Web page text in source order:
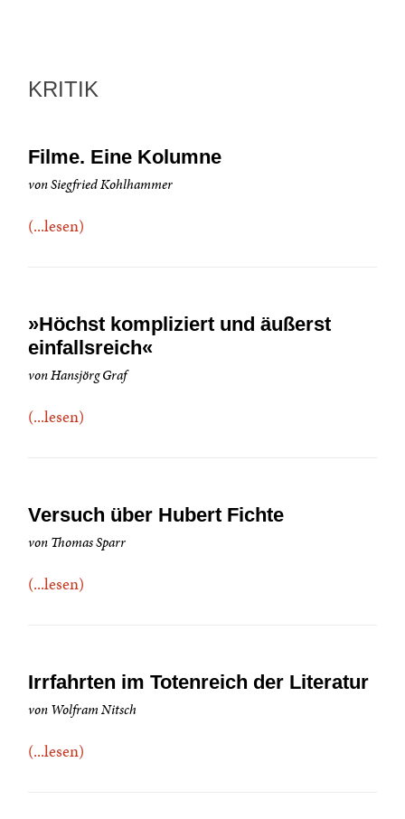
KRITIK
Filme. Eine Kolumne
von Siegfried Kohlhammer
(...lesen)
»Höchst kompliziert und äußerst
einfallsreich«
von Hansjörg Graf
(...lesen)
Versuch über Hubert Fichte
von Thomas Sparr
(...lesen)
Irrfahrten im Totenreich der Literatur
von Wolfram Nitsch
(...lesen)